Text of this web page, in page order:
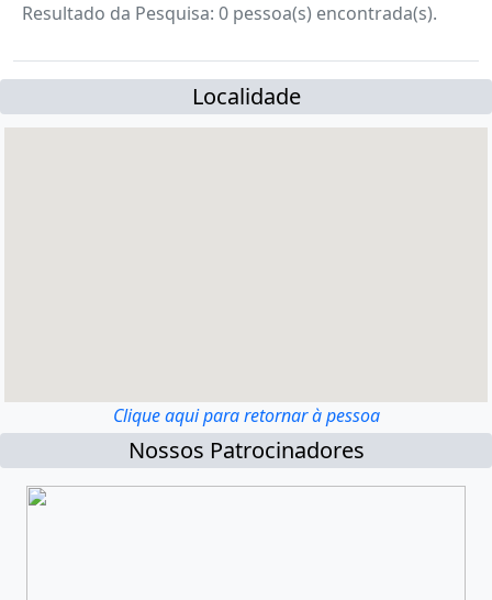
Resultado da Pesquisa: 0 pessoa(s) encontrada(s).
Localidade
Clique aqui para retornar à pessoa
Nossos Patrocinadores